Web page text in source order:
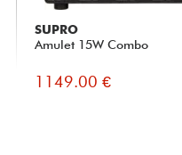
SUPRO
Amulet 15W Combo
1149.00 €